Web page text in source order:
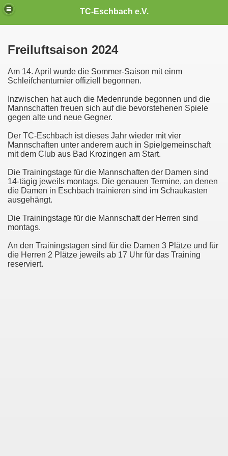
TC-Eschbach e.V.
Freiluftsaison 2024
Am 14. April wurde die Sommer-Saison mit einm
Schleifchenturnier offiziell begonnen.
Inzwischen hat auch die Medenrunde begonnen und die
Mannschaften freuen sich auf die bevorstehenen Spiele
gegen alte und neue Gegner.
Der TC-Eschbach ist dieses Jahr wieder mit vier
Mannschaften unter anderem auch in Spielgemeinschaft
mit dem Club aus Bad Krozingen am Start.
Die Trainingstage für die Mannschaften der Damen sind
14-tägig jeweils montags. Die genauen Termine, an denen
die Damen in Eschbach trainieren sind im Schaukasten
ausgehängt.
Die Trainingstage für die Mannschaft der Herren sind
montags.
An den Trainingstagen sind für die Damen 3 Plätze und für
die Herren 2 Plätze jeweils ab 17 Uhr für das Training
reserviert.